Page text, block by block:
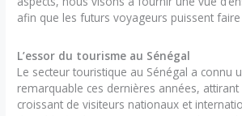
afin que les futurs voyageurs puissent
L’essor du tourisme au Sénégal
Le secteur touristique au Sénégal a connu
remarquable ces dernières années,
croissant de visiteurs nationaux et